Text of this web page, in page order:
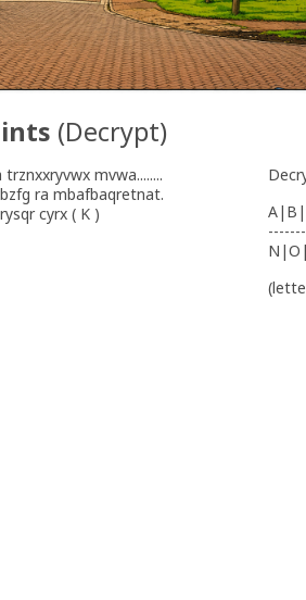
(Decrypt)
mvwa........
ra mbafbaqretnat.
cyrx ( K )